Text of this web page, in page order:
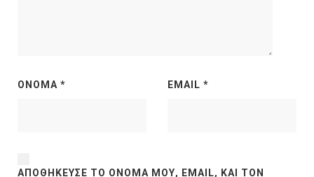
ΌΝΟΜΑ * EMAIL *
ΑΠΟΘΉΚΕΥΣΕ ΤΟ ΌΝΟΜΆ ΜΟΥ, EMAIL, ΚΑΙ ΤΟΝ